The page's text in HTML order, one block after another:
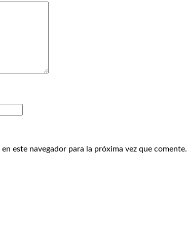
este navegador para la próxima vez que comente.